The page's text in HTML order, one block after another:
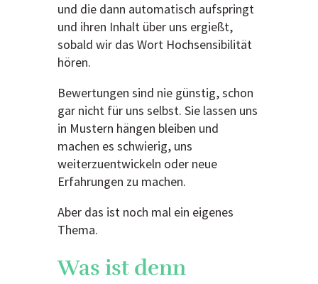
und die dann automatisch aufspringt
und ihren Inhalt über uns ergießt,
sobald wir das Wort Hochsensibilität
hören.
Bewertungen sind nie günstig, schon
gar nicht für uns selbst. Sie lassen uns
in Mustern hängen bleiben und
machen es schwierig, uns
weiterzuentwickeln oder neue
Erfahrungen zu machen.
Aber das ist noch mal ein eigenes
Thema.
Was ist denn